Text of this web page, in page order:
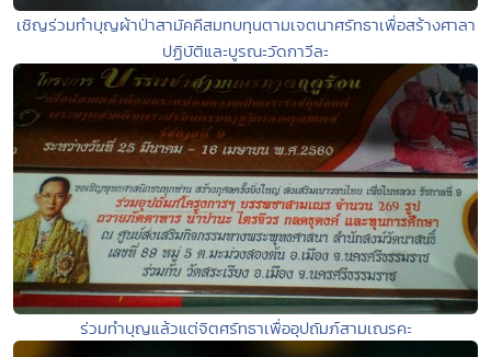
เชิญร่วมทำบุญผ้าป่าสามัคคีสมทบทุนตามเจตนาศรัทธาเพื่อสร้างศาลา
ปฏิบัติและบูรณะวัดกาวีละ
ร่วมทำบุญแล้วแต่จิตศรัทธาเพื่ออุปถัมภ์สามเณรคะ